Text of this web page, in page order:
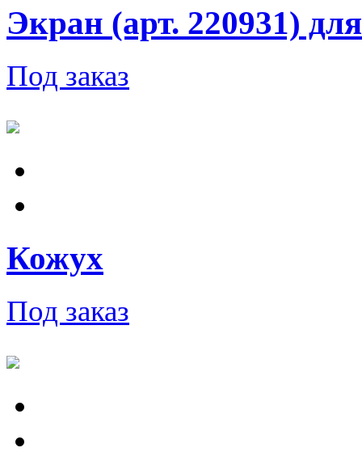
Экран (арт. 220931)
Под заказ
Кожух
Под заказ